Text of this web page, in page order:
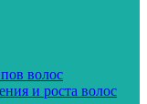
волос
и роста волос